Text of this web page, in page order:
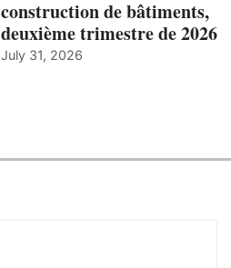
construction de bâtiments,
deuxième trimestre de 2026
July 31, 2026